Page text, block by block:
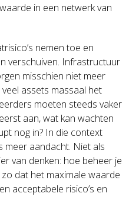
in een netwerk van
nemen toe en
verschuiven. Infrastructuur
misschien niet meer
assets massaal het
moeten steeds vaker
aan, wat kan wachten
nog in? In die context
meer aandacht. Niet als
van denken: hoe beheer je
dat het maximale waarde
acceptabele risico’s en